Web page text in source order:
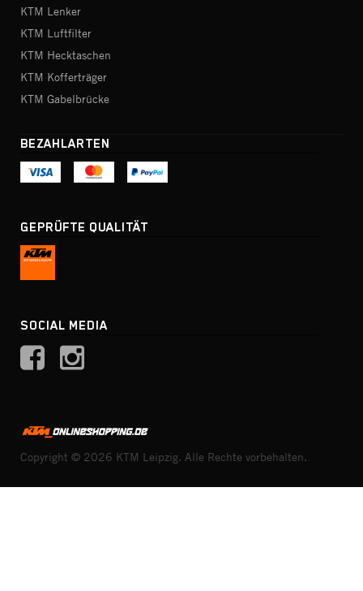
KTM Lenker
KTM Luftfilter
KTM Hecktaschen
KTM Kofferträger
KTM Gabelbrücke
BEZAHLARTEN
GEPRÜFTE QUALITÄT
SOCIAL MEDIA
Copyright © 2026 KTM Leipzig. Alle Rechte vorbehalten.